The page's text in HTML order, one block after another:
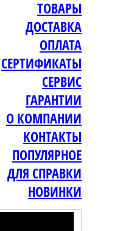
ТОВАРЫ
ДОСТАВКА
ОПЛАТА
СЕРТИФИКАТЫ
СЕРВИС
ГАРАНТИИ
О КОМПАНИИ
КОНТАКТЫ
ПОПУЛЯРНОЕ
ДЛЯ СПРАВКИ
НОВИНКИ